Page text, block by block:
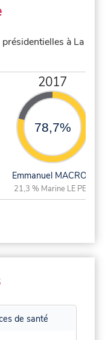
à La
2017
78,7%
Emmanuel MACRON
21,3 % Marine LE PEN
de santé